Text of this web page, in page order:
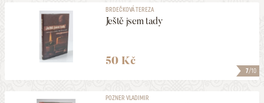
7/10
BRDEČKOVÁ TEREZA
Ještě jsem tady
50 Kč
POZNER VLADIMIR